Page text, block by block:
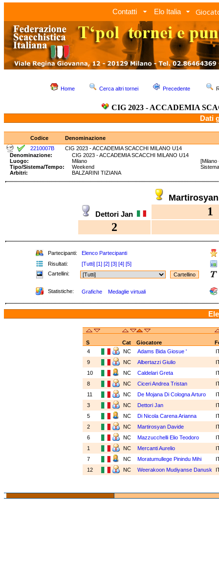
Contatti Elo Italia
Home Cerca altri tornei Precedente
CIG 2023 - ACCADEMIA
Dati
Codice
Denominazione
2210007B
CIG 2023 - ACCADEMIA SCACCHI MILANO U14
Denominazione:
CIG 2023 - ACCADEMIA SCACCHI MILANO U14
Luogo:
Milano
[Milano
Tipo/Sistema/Tempo:
Weekend
Arbitri:
BALZARINI TIZIANA
Dettori Jan
1
2
Partecipanti:
Elenco Partecipanti
Risultati:
[Tutti] [1] [2] [3] [4] [5]
Cartellini:
Statistiche: Grafiche Medaglie virtuali
S Cat Giocatore
4
NC Adams Bida Giosue '
9
NC Albertazzi Giulio
10
NC Caldelari Greta
8
NC Ciceri Andrea Tristan
11
NC De Mojana Di Cologna Arturo
3
NC Dettori Jan
5
NC Di Nicola Carena Arianna
2
NC Martirosyan Davide
6
NC Mazzucchelli Elio Teodoro
1
NC Mercanti Aurelio
7
NC Moratumullege Pinindu Mihi
12
NC Weerakoon Mudiyanse Danusk